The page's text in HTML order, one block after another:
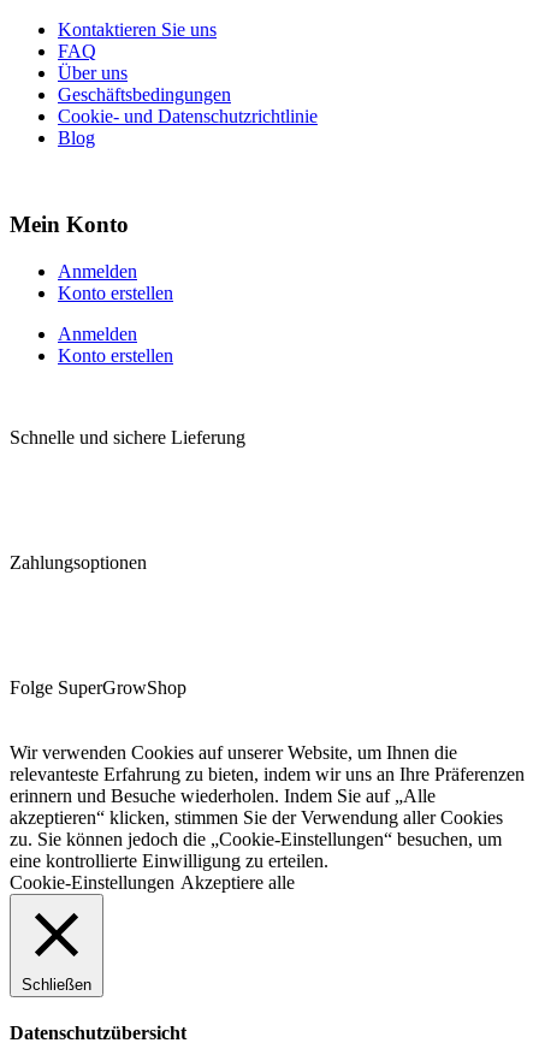
Kontaktieren Sie uns
FAQ
Über uns
Geschäftsbedingungen
Cookie- und Datenschutzrichtlinie
Blog
Mein Konto
Anmelden
Konto erstellen
Anmelden
Konto erstellen
Schnelle und sichere Lieferung
Zahlungsoptionen
Folge SuperGrowShop
Wir verwenden Cookies auf unserer Website, um Ihnen die
relevanteste Erfahrung zu bieten, indem wir uns an Ihre Präferenzen
erinnern und Besuche wiederholen. Indem Sie auf „Alle
akzeptieren“ klicken, stimmen Sie der Verwendung aller Cookies
zu. Sie können jedoch die „Cookie-Einstellungen“ besuchen, um
eine kontrollierte Einwilligung zu erteilen.
Cookie-Einstellungen Akzeptiere alle
Schließen
Datenschutzübersicht